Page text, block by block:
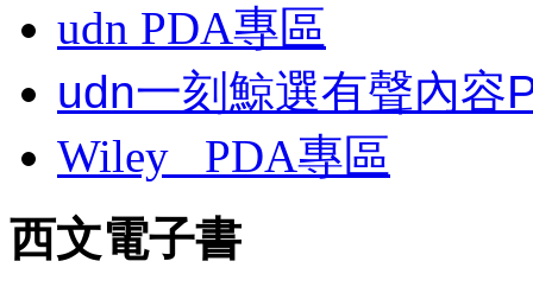
udn PDA專區
udn一刻鯨選有聲內容
Wiley
PDA專區
西文電子書